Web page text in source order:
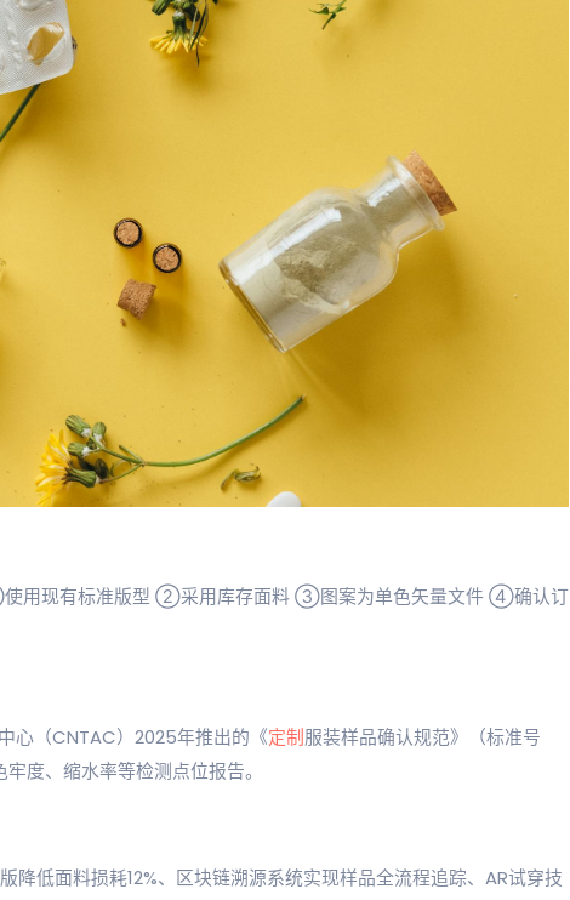
使用现有标准版型 ②采用库存面料 ③图案为单色矢量文件 ④确认订
心（CNTAC）2025年推出的《定制 服装样品确认规范》（标准号
度、缩水率等检测点位报告。
降低面料损耗12%、区块链溯源系统实现样品全流程追踪、AR试穿技